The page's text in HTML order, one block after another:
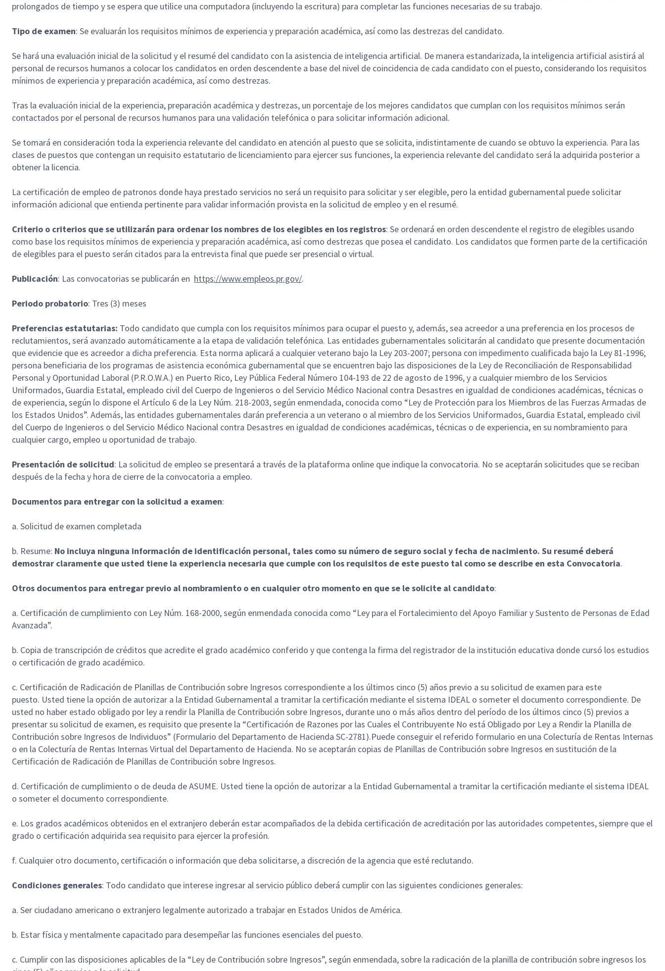
prolongados de tiempo y se espera que utilice una computadora (incluyendo la escritura) para completar las funciones necesarias de su trabajo.
Tipo de examen: Se evaluarán los requisitos mínimos de experiencia y preparación académica, así como las destrezas del candidato.
Se hará una evaluación inicial de la solicitud y el resumé del candidato con la asistencia de inteligencia artificial. De manera estandarizada, la inteligencia artificial asistirá al
personal de recursos humanos a colocar los candidatos en orden descendente a base del nivel de coincidencia de cada candidato con el puesto, considerando los requisitos
mínimos de experiencia y preparación académica, así como destrezas.
Tras la evaluación inicial de la experiencia, preparación académica y destrezas, un porcentaje de los mejores candidatos que cumplan con los requisitos mínimos serán
contactados por el personal de recursos humanos para una validación telefónica o para solicitar información adicional.
Se tomará en consideración toda la experiencia relevante del candidato en atención al puesto que se solicita, indistintamente de cuando se obtuvo la experiencia. Para las
clases de puestos que contengan un requisito estatutario de licenciamiento para ejercer sus funciones, la experiencia relevante del candidato será la adquirida posterior a
obtener la licencia.
La certificación de empleo de patronos donde haya prestado servicios no será un requisito para solicitar y ser elegible, pero la entidad gubernamental puede solicitar
información adicional que entienda pertinente para validar información provista en la solicitud de empleo y en el resumé.
Criterio o criterios que se utilizarán para ordenar los nombres de los elegibles en los registros: Se ordenará en orden descendente el registro de elegibles usando
como base los requisitos mínimos de experiencia y preparación académica, así como destrezas que posea el candidato. Los candidatos que formen parte de la certificación
de elegibles para el puesto serán citados para la entrevista final que puede ser presencial o virtual.
Publicación: Las convocatorias se publicarán en https://www.empleos.pr.gov/.
Periodo probatorio: Tres (3) meses
Preferencias estatutarias: Todo candidato que cumpla con los requisitos mínimos para ocupar el puesto y, además, sea acreedor a una preferencia en los procesos de
reclutamientos, será avanzado automáticamente a la etapa de validación telefónica. Las entidades gubernamentales solicitarán al candidato que presente documentación
que evidencie que es acreedor a dicha preferencia. Esta norma aplicará a cualquier veterano bajo la Ley 203-2007; persona con impedimento cualificada bajo la Ley 81-1996;
persona beneficiaria de los programas de asistencia económica gubernamental que se encuentren bajo las disposiciones de la Ley de Reconciliación de Responsabilidad
Personal y Oportunidad Laboral (P.R.O.W.A.) en Puerto Rico, Ley Pública Federal Número 104-193 de 22 de agosto de 1996, y a cualquier miembro de los Servicios
Uniformados, Guardia Estatal, empleado civil del Cuerpo de Ingenieros o del Servicio Médico Nacional contra Desastres en igualdad de condiciones académicas, técnicas o
de experiencia, según lo dispone el Artículo 6 de la Ley Núm. 218-2003, según enmendada, conocida como “Ley de Protección para los Miembros de las Fuerzas Armadas de
los Estados Unidos”. Además, las entidades gubernamentales darán preferencia a un veterano o al miembro de los Servicios Uniformados, Guardia Estatal, empleado civil
del Cuerpo de Ingenieros o del Servicio Médico Nacional contra Desastres en igualdad de condiciones académicas, técnicas o de experiencia, en su nombramiento para
cualquier cargo, empleo u oportunidad de trabajo.
Presentación de solicitud: La solicitud de empleo se presentará a través de la plataforma online que indique la convocatoria. No se aceptarán solicitudes que se reciban
después de la fecha y hora de cierre de la convocatoria a empleo.
Documentos para entregar con la solicitud a examen:
a. Solicitud de examen completada
b. Resume: No incluya ninguna información de identificación personal, tales como su número de seguro social y fecha de nacimiento. Su resumé deberá
demostrar claramente que usted tiene la experiencia necesaria que cumple con los requisitos de este puesto tal como se describe en esta Convocatoria.
Otros documentos para entregar previo al nombramiento o en cualquier otro momento en que se le solicite al candidato:
a. Certificación de cumplimiento con Ley Núm. 168-2000, según enmendada conocida como “Ley para el Fortalecimiento del Apoyo Familiar y Sustento de Personas de Edad
Avanzada”.
b. Copia de transcripción de créditos que acredite el grado académico conferido y que contenga la firma del registrador de la institución educativa donde cursó los estudios
o certificación de grado académico.
c. Certificación de Radicación de Planillas de Contribución sobre Ingresos correspondiente a los últimos cinco (5) años previo a su solicitud de examen para este
puesto. Usted tiene la opción de autorizar a la Entidad Gubernamental a tramitar la certificación mediante el sistema IDEAL o someter el documento correspondiente. De
usted no haber estado obligado por ley a rendir la Planilla de Contribución sobre Ingresos, durante uno o más años dentro del período de los últimos cinco (5) previos a
presentar su solicitud de examen, es requisito que presente la “Certificación de Razones por las Cuales el Contribuyente No está Obligado por Ley a Rendir la Planilla de
Contribución sobre Ingresos de Individuos” (Formulario del Departamento de Hacienda SC-2781).Puede conseguir el referido formulario en una Colecturía de Rentas Internas
o en la Colecturía de Rentas Internas Virtual del Departamento de Hacienda. No se aceptarán copias de Planillas de Contribución sobre Ingresos en sustitución de la
Certificación de Radicación de Planillas de Contribución sobre Ingresos.
d. Certificación de cumplimiento o de deuda de ASUME. Usted tiene la opción de autorizar a la Entidad Gubernamental a tramitar la certificación mediante el sistema IDEAL
o someter el documento correspondiente.
e. Los grados académicos obtenidos en el extranjero deberán estar acompañados de la debida certificación de acreditación por las autoridades competentes, siempre que el
grado o certificación adquirida sea requisito para ejercer la profesión.
f. Cualquier otro documento, certificación o información que deba solicitarse, a discreción de la agencia que esté reclutando.
Condiciones generales: Todo candidato que interese ingresar al servicio público deberá cumplir con las siguientes condiciones generales:
a. Ser ciudadano americano o extranjero legalmente autorizado a trabajar en Estados Unidos de América.
b. Estar física y mentalmente capacitado para desempeñar las funciones esenciales del puesto.
c. Cumplir con las disposiciones aplicables de la “Ley de Contribución sobre Ingresos”, según enmendada, sobre la radicación de la planilla de contribución sobre ingresos los